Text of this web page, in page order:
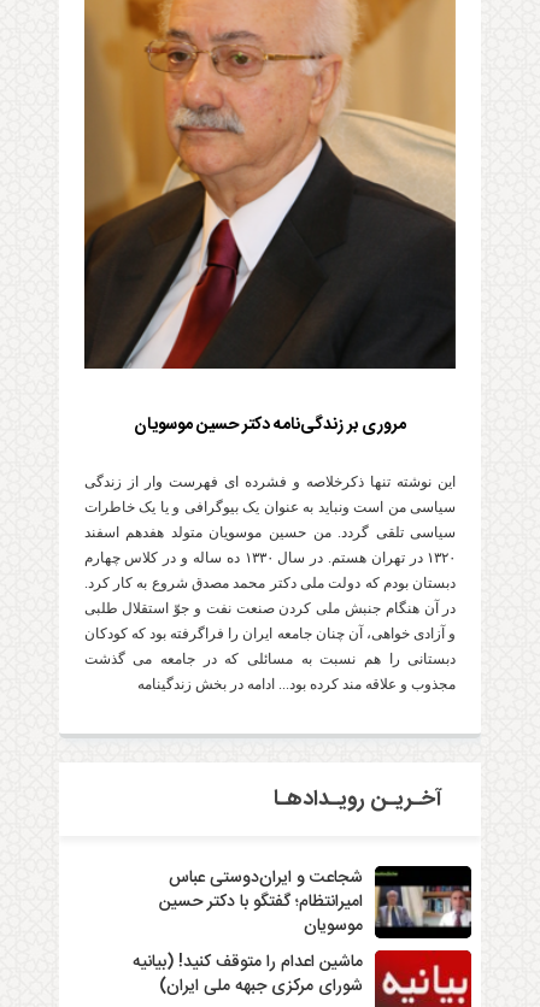
مروری بر زندگی‌نامه دکتر حسین موسویان
این نوشته تنها ذکرخلاصه و فشرده ای فهرست وار از زندگی
سیاسی من است ونباید به عنوان یک بیوگرافی و یا یک خاطرات
سیاسی تلقی گردد. من حسین موسویان متولد هفدهم اسفند
۱۳۲۰ در تهران هستم. در سال ۱۳۳۰ ده ساله و در کلاس چهارم
دبستان بودم که دولت ملی دکتر محمد مصدق شروع به کار کرد.
در آن هنگام جنبش ملی کردن صنعت نفت و جوّ استقلال طلبی
و آزادی خواهی، آن چنان جامعه ایران را فراگرفته بود که کودکان
دبستانی را هم نسبت به مسائلی که در جامعه می گذشت
مجذوب و علاقه مند کرده بود... ادامه در بخش زندگینامه
آخـریـن رویـدادهـا
شجاعت و ایران‌دوستی عباس
امیرانتظام؛ گفتگو با دکتر حسین
موسویان
ماشین اعدام را متوقف کنید! (بیانیه
شورای مرکزی جبهه ملی ایران)